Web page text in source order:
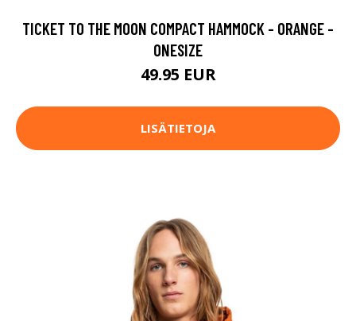
TICKET TO THE MOON COMPACT HAMMOCK - ORANGE -
ONESIZE
49.95 EUR
LISÄTIETOJA